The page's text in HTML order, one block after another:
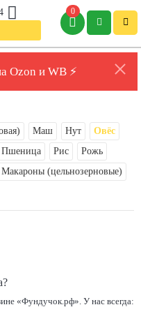
0
Ozon и WB ⚡
Маш Нут
Овёс
Пшеница Рис
Рожь
Макароны (цельнозерновые)
«Фундучок.рф». У нас всегда: